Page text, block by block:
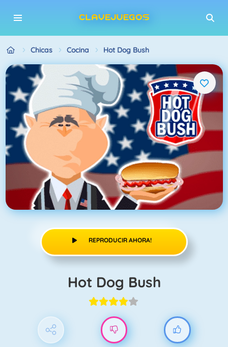
Chicas Cocina Hot Dog Bush
REPRODUCIR AHORA!
Hot Dog Bush